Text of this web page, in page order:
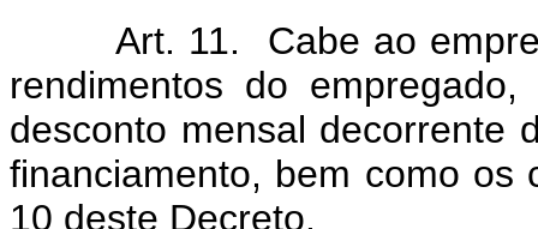
Art. 11. Cabe ao
rendimentos do
desconto mensal decorrente
financiamento, bem como os
10 deste Decreto.